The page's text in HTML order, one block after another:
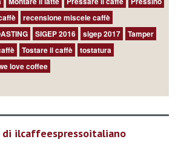
recensione miscele caffè
SIGEP 2016 sigep 2017
Tamper
Tostare il caffè
tostatura
love coffee
ilcaffeespressoitaliano